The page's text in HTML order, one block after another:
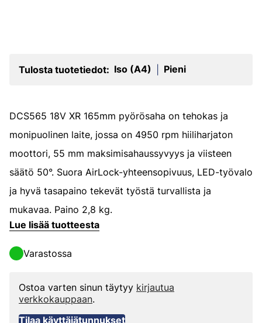
Tulosta tuotetiedot: Iso (A4) Pieni
DCS565 18V XR 165mm pyörösaha on tehokas ja
monipuolinen laite, jossa on 4950 rpm hiiliharjaton
moottori, 55 mm maksimisahaussyvyys ja viisteen
säätö 50°. Suora AirLock-yhteensopivuus, LED-työvalo
ja hyvä tasapaino tekevät työstä turvallista ja
mukavaa. Paino 2,8 kg.
Lue lisää tuotteesta
Varastossa
Ostoa varten sinun täytyy kirjautua
verkkokauppaan.
Tilaa käyttäjätunnukset